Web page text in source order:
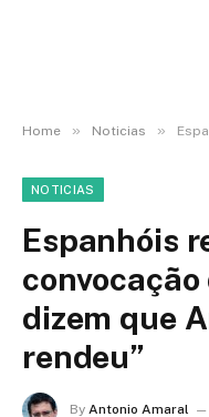
Home » Noticias »
NOTICIAS
Espanhóis
dizem que
rendeu”
By Antonio Amaral